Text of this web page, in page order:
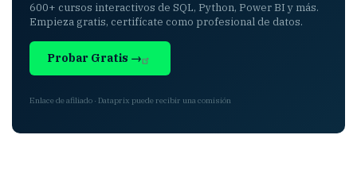
600+ cursos interactivos de SQL, Python, Power BI y más.
Empieza gratis, certifícate como profesional de datos.
Probar Gratis →
Enlace de afiliado · Dataprix puede recibir una comisión